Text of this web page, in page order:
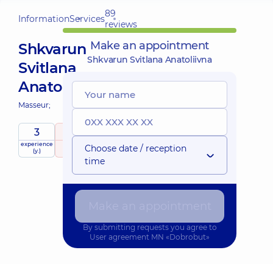
InformationServices89
reviews
Shkvarun
Svitlana
Anatoliivna
Masseur;
3
experience
(y.)
5 / 5
raitingbased on
89 reviews
Make an appointment
Shkvarun Svitlana Anatoliivna
Choose date / reception
time
By submitting requests you agree to
User agreement MN «Dobrobut»